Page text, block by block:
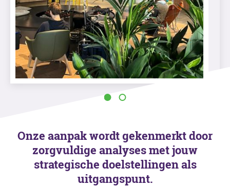
Onze aanpak wordt gekenmerkt door
zorgvuldige analyses met jouw
strategische doelstellingen als
uitgangspunt.